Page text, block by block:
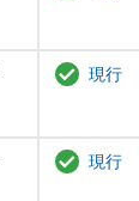
現行
現行